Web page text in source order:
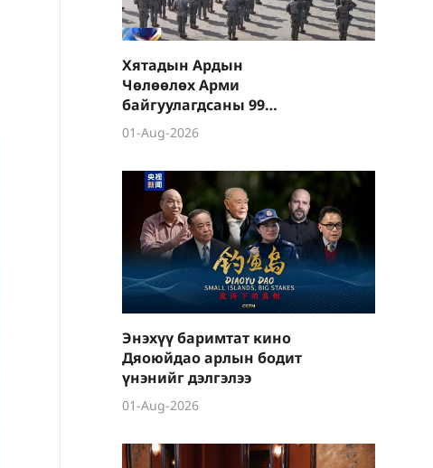
Хятадын Ардын
Чөлөөлөх Арми
байгуулагдсаны 99
жилийн ойг улс даяар
олон хэлбэрээр
01-Aug-2026
Энэхүү баримтат кино
Дяоюйдао арлын бодит
үнэнийг дэлгэлээ
01-Aug-2026